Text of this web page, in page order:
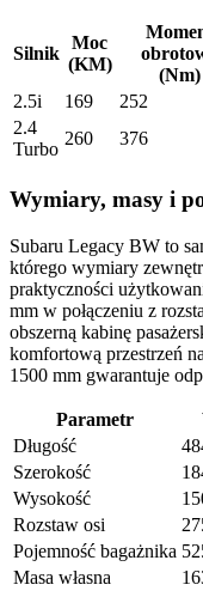
Silnik
Moc
(KM)
(Nm)
2.5i
169 252
2.4
Turbo
260 376
Wymiary, masy i
Subaru Legacy BW to
którego wymiary
praktyczności
mm w połączeniu z
obszerną kabinę
komfortową przestrzeń
1500 mm gwarantuje
Parametr
Długość
Szerokość
Wysokość
Rozstaw osi
Pojemność bagażnika
Masa własna